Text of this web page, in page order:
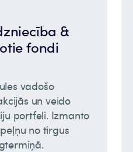
&
fondi
vadošo
un veido
portfeli. Izmanto
no tirgus